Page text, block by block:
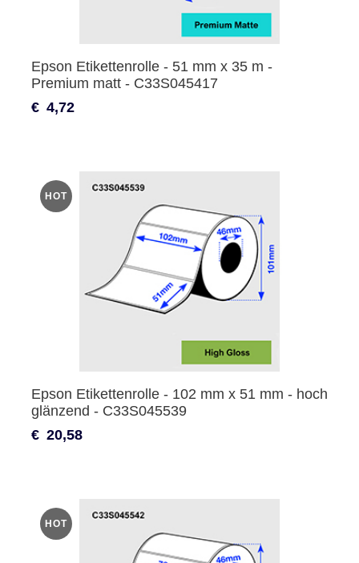
Epson Etikettenrolle - 51 mm x 35 m -
Premium matt - C33S045417
€ 4,72
HOT
Epson Etikettenrolle - 102 mm x 51 mm - hoch
glänzend - C33S045539
€ 20,58
HOT